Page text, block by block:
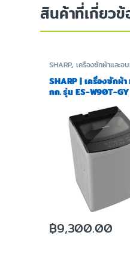
สินค้าที่เกี่ยว
SHARP,เครื่องซักผ้าและอ
SHARP | เครื่องซักผ้
กก. รุ่น ES-W90T-GY
฿9,300.00